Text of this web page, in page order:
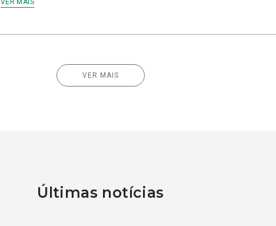
VER MAIS
VER MAIS
Últimas notícias